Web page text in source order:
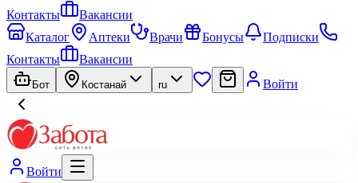
Контакты
Вакансии
Каталог
Аптеки Врачи Бонусы
Подписки
Контакты
Вакансии
Бот Костанай ru Войти
Войти